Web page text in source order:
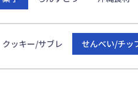
クッキー/サブレ せんべい/チッ